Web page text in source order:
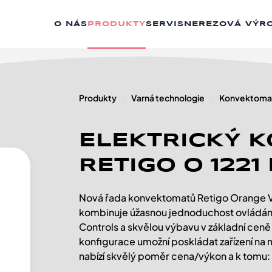
O NÁS PRODUKTYSERVIS NEREZOVÁ
Produkty Varná technologie
ELEKTRICKÝ
RETIGO O 1221
Nová řada konvektomatů Retigo Orange
kombinuje úžasnou jednoduchost
Controls a skvělou výbavu v základní
konfigurace umožní poskládat zařízení
nabízí skvělý poměr cena/výkon a k tomu: